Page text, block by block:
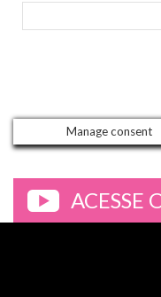
Manage consent
ACESSE